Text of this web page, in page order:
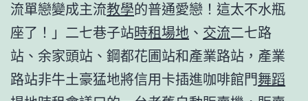
流單戀變成主流教學的普通愛戀！這太不水瓶
座了！」二七巷子站時租場地 、 交流二七路
站、余家頭站、鋼都花圃站和產業路站，產業
路站非牛土豪猛地將信用卡插進咖啡館門舞蹈